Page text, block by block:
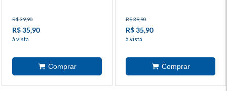
R$ 39,90
R$ 35,90
à vista
R$ 39,90
R$ 35,90
à vista